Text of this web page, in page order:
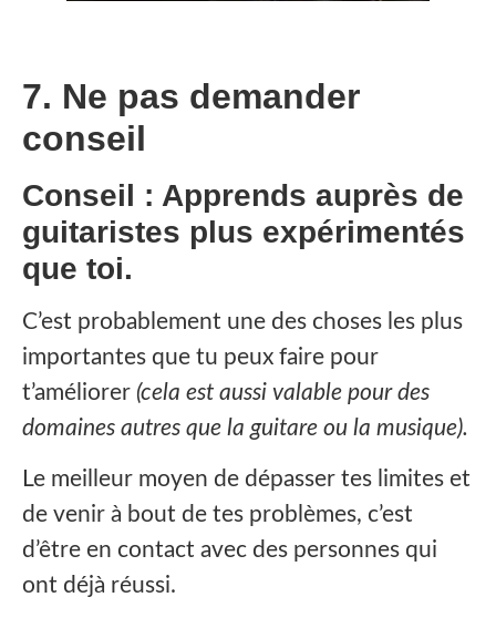
7. Ne pas demander
conseil
Conseil : Apprends auprès de
guitaristes plus expérimentés
que toi.
C’est probablement une des choses les plus
importantes que tu peux faire pour
t’améliorer (cela est aussi valable pour des
domaines autres que la guitare ou la musique).
Le meilleur moyen de dépasser tes limites et
de venir à bout de tes problèmes, c’est
d’être en contact avec des personnes qui
ont déjà réussi.